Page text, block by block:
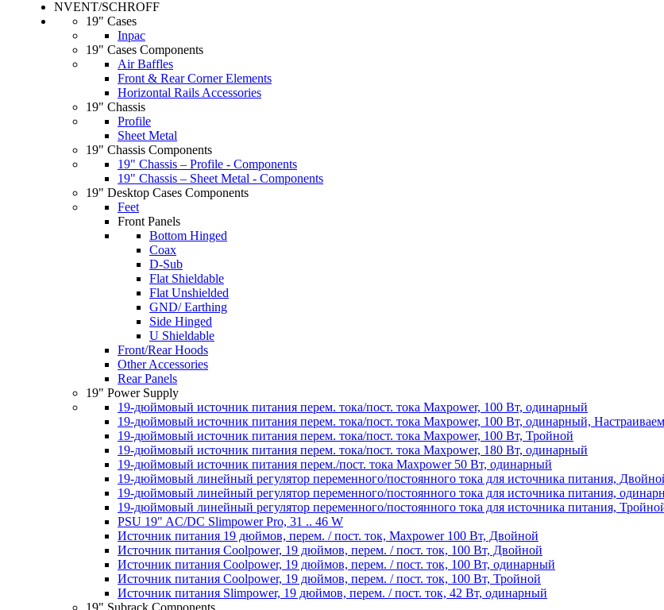
NVENT/SCHROFF
19" Cases
Inpac
19" Cases Components
Air Baffles
Front & Rear Corner Elements
Horizontal Rails Accessories
19" Chassis
Profile
Sheet Metal
19" Chassis Components
19" Chassis – Profile - Components
19" Chassis – Sheet Metal - Components
19" Desktop Cases Components
Feet
Front Panels
Bottom Hinged
Coax
D-Sub
Flat Shieldable
Flat Unshielded
GND/ Earthing
Side Hinged
U Shieldable
Front/Rear Hoods
Other Accessories
Rear Panels
19" Power Supply
19-дюймовый источник питания перем. тока/пост. тока Maxpower, 100 Вт, одинарный
19-дюймовый источник питания перем. тока/пост. тока Maxpower, 100 Вт, одинарный,
19-дюймовый источник питания перем. тока/пост. тока Maxpower, 100 Вт, Тройной
19-дюймовый источник питания перем. тока/пост. тока Maxpower, 180 Вт, одинарный
19-дюймовый источник питания перем./пост. тока Maxpower 50 Вт, одинарный
19-дюймовый линейный регулятор переменного/постоянного тока для источника питания,
19-дюймовый линейный регулятор переменного/постоянного тока для источника питания,
19-дюймовый линейный регулятор переменного/постоянного тока для источника питания,
PSU 19" AC/DC Slimpower Pro, 31 .. 46 W
Источник питания 19 дюймов, перем. / пост. ток, Maxpower 100 Вт, Двойной
Источник питания Coolpower, 19 дюймов, перем. / пост. ток, 100 Вт, Двойной
Источник питания Coolpower, 19 дюймов, перем. / пост. ток, 100 Вт, одинарный
Источник питания Coolpower, 19 дюймов, перем. / пост. ток, 100 Вт, Тройной
Источник питания Slimpower, 19 дюймов, перем. / пост. ток, 42 Вт, одинарный
19" Subrack Components